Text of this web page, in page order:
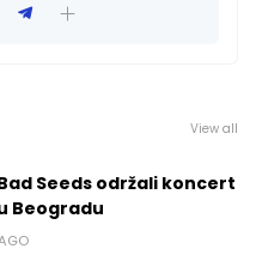
View all
Seeds održali koncert
Beogradu